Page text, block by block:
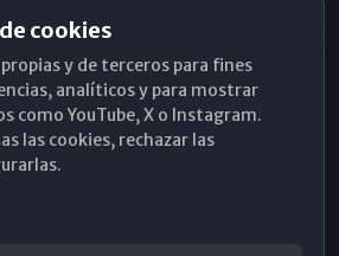
cookies
y de terceros para fines
analíticos y para mostrar
como YouTube, X o Instagram.
las cookies, rechazar las